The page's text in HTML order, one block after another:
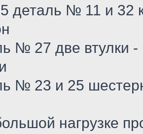
деталь № 11 и 32
№ 27 две втулки -
№ 23 и 25
нагрузке